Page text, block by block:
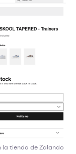
la tienda de Zalando